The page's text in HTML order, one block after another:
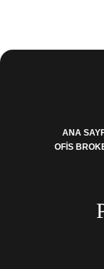
p
ANA
OFIS